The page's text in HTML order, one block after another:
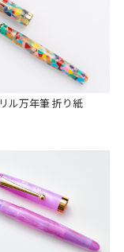
ル万年筆 折り紙